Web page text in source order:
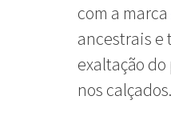
com a marca
ancestrais e
exaltação
nos calçados.